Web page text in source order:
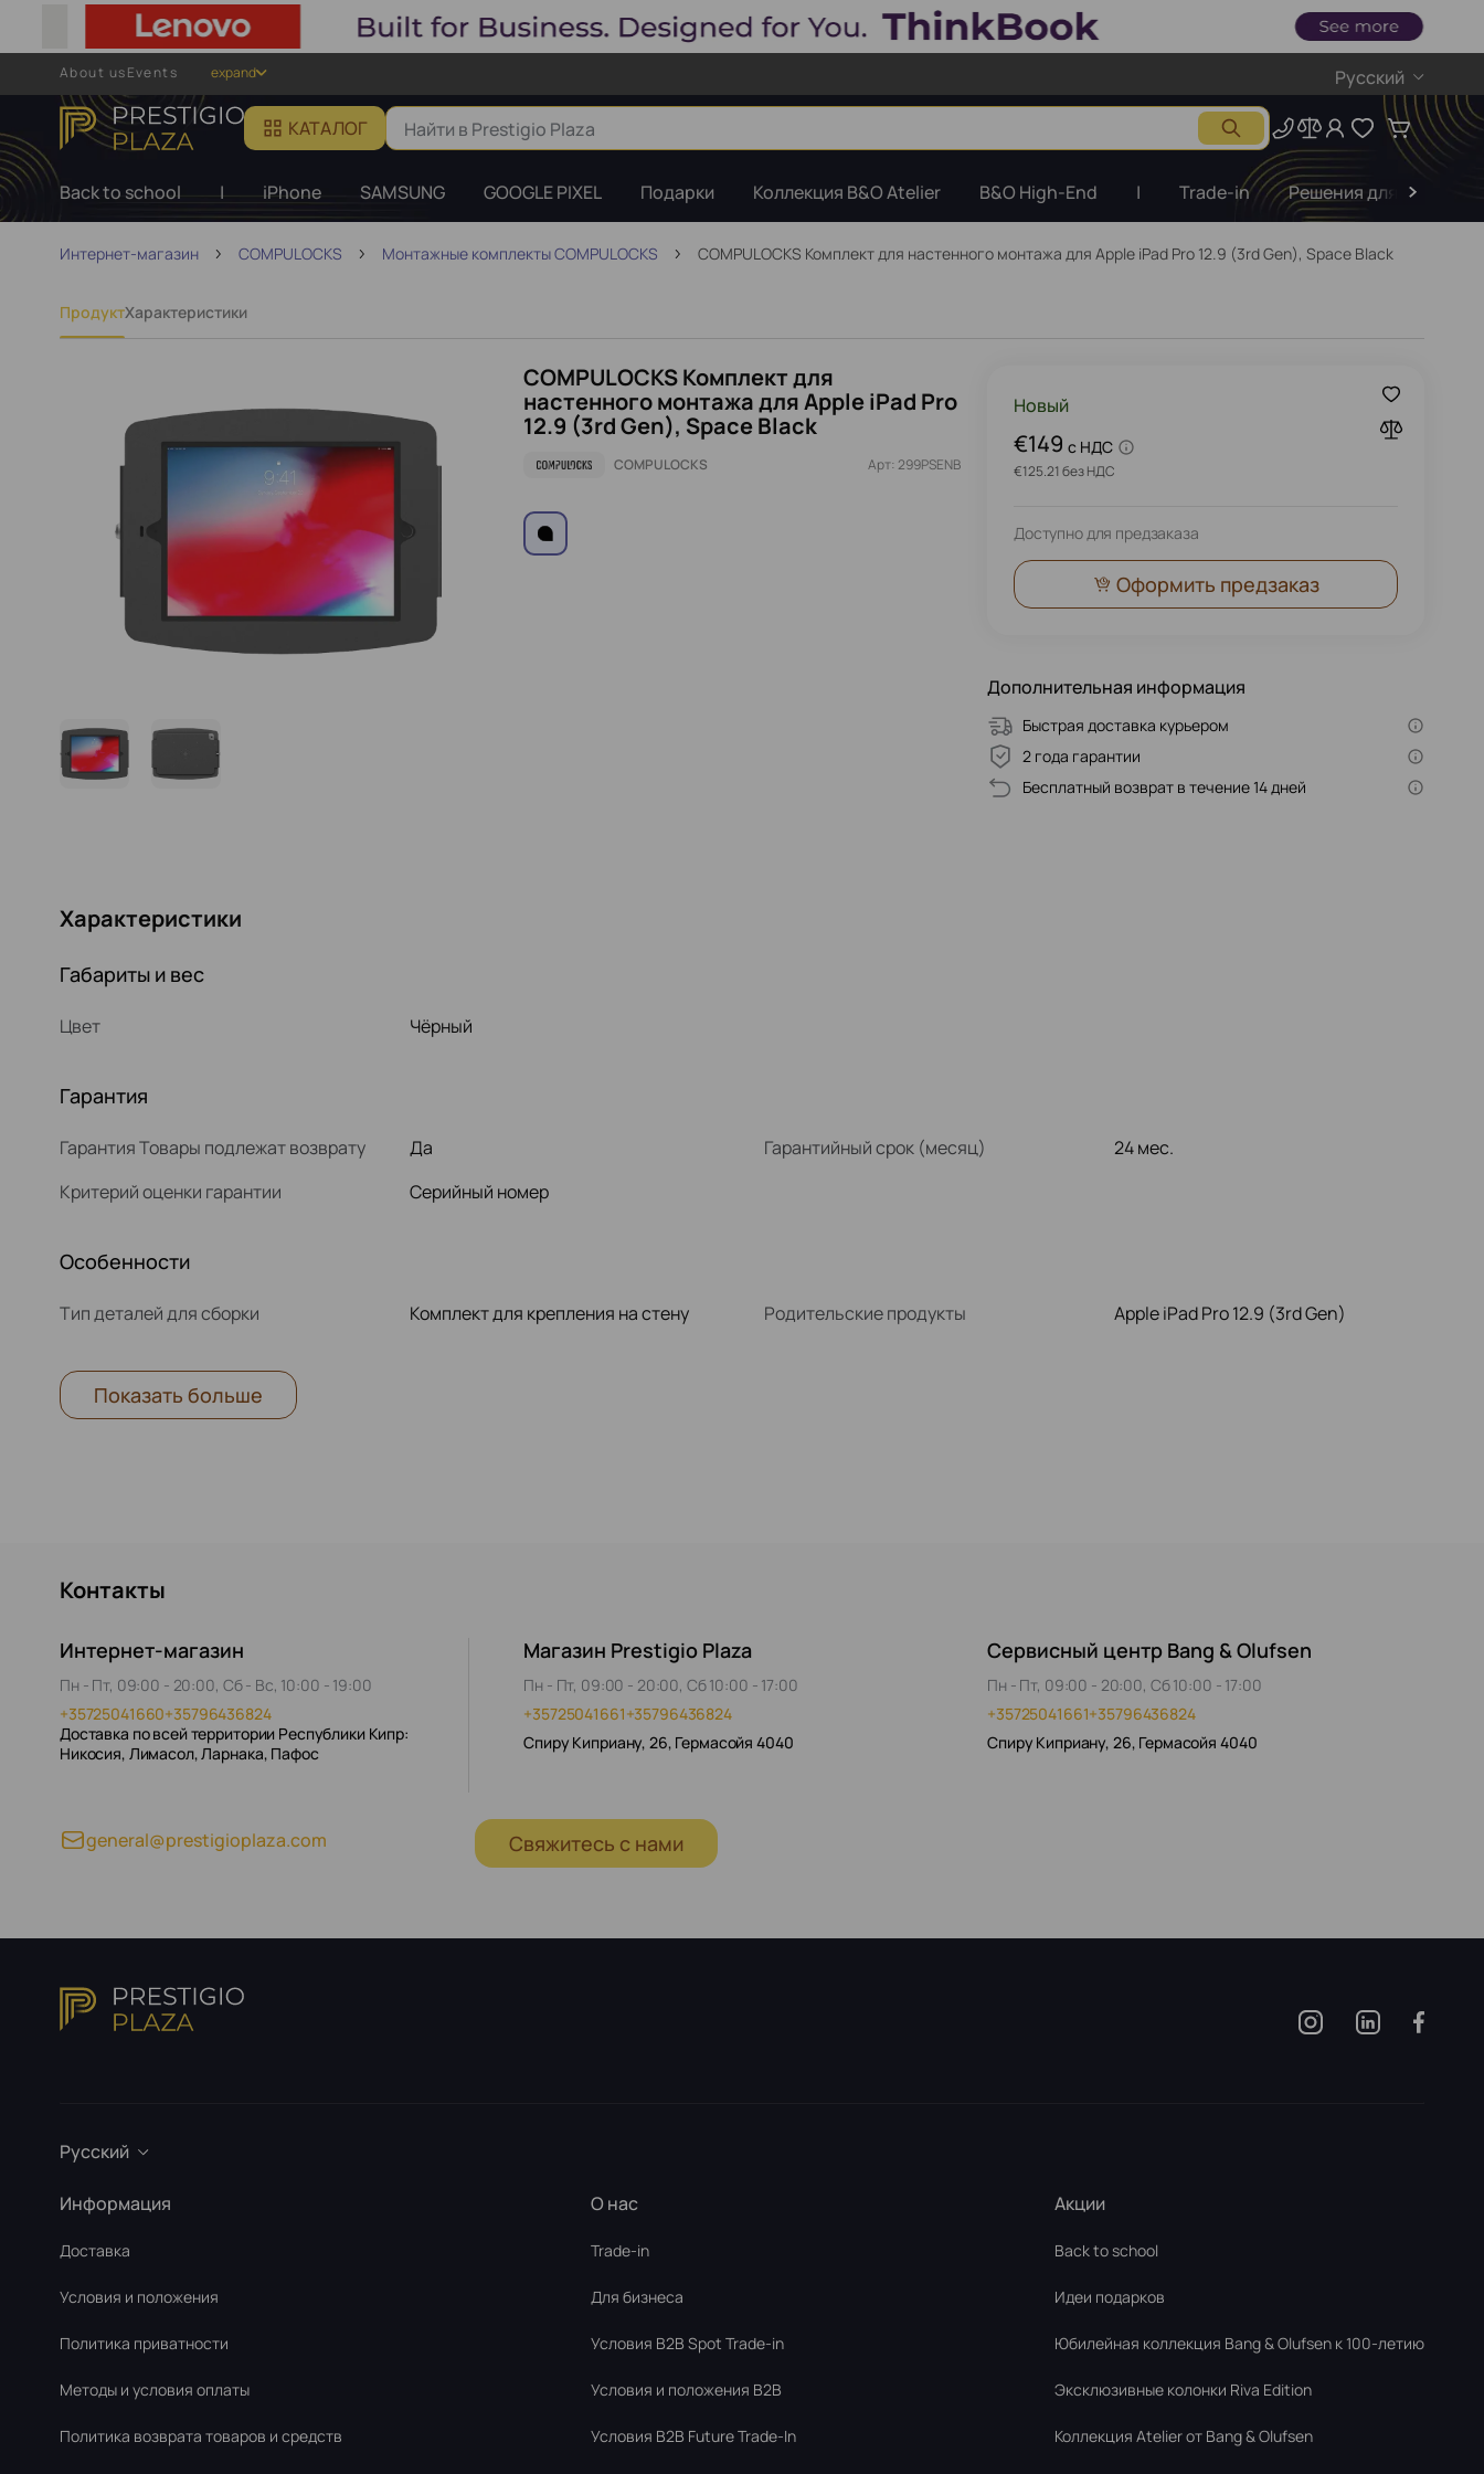
About usEvents expand Русский
КАТАЛОГ
Back to school | iPhone SAMSUNG GOOGLE PIXEL Подарки Коллекция B&O Atelier B&O High-End | Trade-in Решения для бизнеса
Интернет-магазин COMPULOCKS Монтажные комплекты COMPULOCKS COMPULOCKS Комплект для настенного монтажа для Apple iPad Pro 12.9 (3rd Gen), Space Black
ПродуктХарактеристики
COMPULOCKS Комплект для
настенного монтажа для Apple iPad Pro
12.9 (3rd Gen), Space Black
COMPULOCKS Арт: 299PSENB
Новый
€149 c НДС
€125.21 без НДС
Доступно для предзаказа
Оформить предзаказ
Дополнительная информация
Быстрая доставка курьером
2 года гарантии
Бесплатный возврат в течение 14 дней
Характеристики
Габариты и вес
Цвет Чёрный
Гарантия
Гарантия Товары подлежат возврату Да Гарантийный срок (месяц)
24 мес.
Критерий оценки гарантии
Серийный номер
Особенности
Тип деталей для сборки Комплект для крепления на стену Родительские продукты Apple iPad Pro 12.9 (3rd Gen)
Показать больше
Контакты
Интернет-магазин
Пн - Пт, 09:00 - 20:00, Сб - Вс, 10:00 - 19:00
+35725041660+35796436824
Доставка по всей территории Республики Кипр:
Никосия, Лимасол, Ларнака, Пафос
Магазин Prestigio Plaza
Пн - Пт, 09:00 - 20:00, Сб 10:00 - 17:00
+35725041661+35796436824
Спиру Киприану, 26, Гермасойя 4040
Сервисный центр Bang & Olufsen
Пн - Пт, 09:00 - 20:00, Сб 10:00 - 17:00
+35725041661+35796436824
Спиру Киприану, 26, Гермасойя 4040
general@prestigioplaza.com Свяжитесь с нами
Русский
Информация
Доставка
Условия и положения
Политика приватности
Методы и условия оплаты
Политика возврата товаров и средств
О нас
Trade-in
Для бизнеса
Условия В2В Spot Trade-in
Условия и положения B2B
Условия B2B Future Trade-In
Акции
Back to school
Идеи подарков
Юбилейная коллекция Bang & Olufsen к 100-летию
Эксклюзивные колонки Riva Edition
Коллекция Atelier от Bang & Olufsen